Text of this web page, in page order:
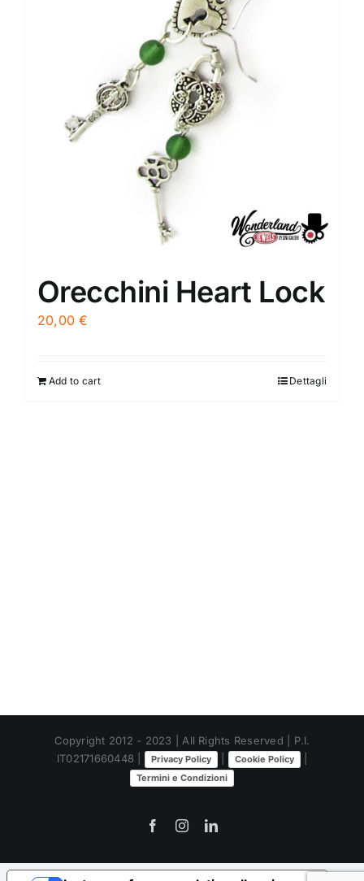
Orecchini Heart Lock
20,00€
Add to cart Dettagli
Copyright 2012 - 2023 | All Rights Reserved | P.I.
IT02171660448 |
Privacy Policy Cookie Policy
Termini e Condizioni
FacebookInstagramLinkedIn